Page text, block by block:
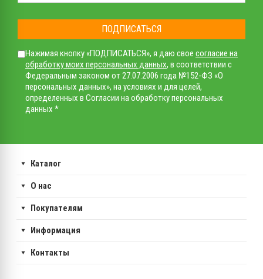
ПОДПИСАТЬСЯ
Нажимая кнопку «ПОДПИСАТЬСЯ», я даю свое согласие на
обработку моих персональных данных, в соответствии с
Федеральным законом от 27.07.2006 года №152-ФЗ «О
персональных данных», на условиях и для целей,
определенных в Согласии на обработку персональных
данных *
Каталог
О нас
Покупателям
Информация
Контакты